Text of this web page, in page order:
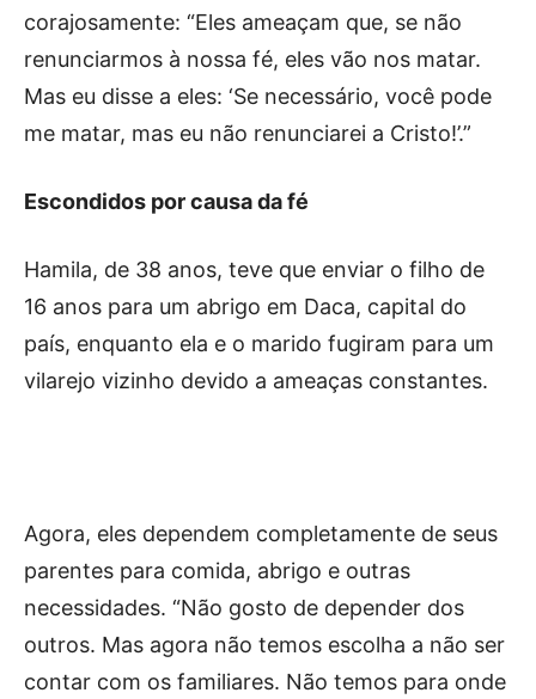
corajosamente: “Eles ameaçam que, se não
renunciarmos à nossa fé, eles vão nos matar.
Mas eu disse a eles: ‘Se necessário, você pode
me matar, mas eu não renunciarei a Cristo!’.”
Escondidos por causa da fé
Hamila, de 38 anos, teve que enviar o filho de
16 anos para um abrigo em Daca, capital do
país, enquanto ela e o marido fugiram para um
vilarejo vizinho devido a ameaças constantes.
Agora, eles dependem completamente de seus
parentes para comida, abrigo e outras
necessidades. “Não gosto de depender dos
outros. Mas agora não temos escolha a não ser
contar com os familiares. Não temos para onde